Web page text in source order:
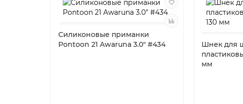
Силиконовые приманки
Pontoon 21 Awaruna 3.0" #434
Шнек для
мм